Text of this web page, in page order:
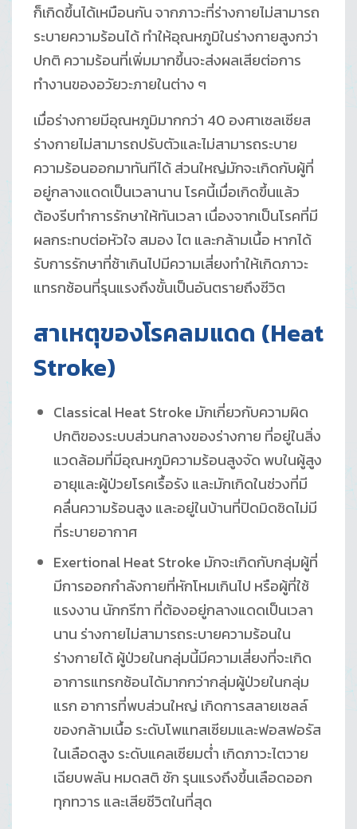
ก็เกิดขึ้นได้เหมือนกัน จากภาวะที่ร่างกายไม่สามารถ
ระบายความร้อนได้ ทำให้อุณหภูมิในร่างกายสูงกว่า
ปกติ ความร้อนที่เพิ่มมากขึ้นจะส่งผลเสียต่อการ
ทำงานของอวัยวะภายในต่าง ๆ
เมื่อร่างกายมีอุณหภูมิมากกว่า 40 องศาเซลเซียส
ร่างกายไม่สามารถปรับตัวและไม่สามารถระบาย
ความร้อนออกมาทันทีได้ ส่วนใหญ่มักจะเกิดกับผู้ที่
อยู่กลางแดดเป็นเวลานาน โรคนี้เมื่อเกิดขึ้นแล้ว
ต้องรีบทำการรักษาให้ทันเวลา เนื่องจากเป็นโรคที่มี
ผลกระทบต่อหัวใจ สมอง ไต และกล้ามเนื้อ หากได้
รับการรักษาที่ช้าเกินไปมีความเสี่ยงทำให้เกิดภาวะ
แทรกซ้อนที่รุนแรงถึงขั้นเป็นอันตรายถึงชีวิต
สาเหตุของโรคลมแดด (Heat
Stroke)
Classical Heat Stroke มักเกี่ยวกับความผิด
ปกติของระบบส่วนกลางของร่างกาย ที่อยู่ในสิ่ง
แวดล้อมที่มีอุณหภูมิความร้อนสูงจัด พบในผู้สูง
อายุและผู้ป่วยโรคเรื้อรัง และมักเกิดในช่วงที่มี
คลื่นความร้อนสูง และอยู่ในบ้านที่ปิดมิดชิดไม่มี
ที่ระบายอากาศ
Exertional Heat Stroke มักจะเกิดกับกลุ่มผู้ที่
มีการออกกำลังกายที่หักโหมเกินไป หรือผู้ที่ใช้
แรงงาน นักกรีฑา ที่ต้องอยู่กลางแดดเป็นเวลา
นาน ร่างกายไม่สามารถระบายความร้อนใน
ร่างกายได้ ผู้ป่วยในกลุ่มนี้มีความเสี่ยงที่จะเกิด
อาการแทรกซ้อนได้มากกว่ากลุ่มผู้ป่วยในกลุ่ม
แรก อาการที่พบส่วนใหญ่ เกิดการสลายเซลล์
ของกล้ามเนื้อ ระดับโพแทสเซียมและฟอสฟอรัส
ในเลือดสูง ระดับแคลเซียมต่ำ เกิดภาวะไตวาย
เฉียบพลัน หมดสติ ชัก รุนแรงถึงขึ้นเลือดออก
ทุกทวาร และเสียชีวิตในที่สุด